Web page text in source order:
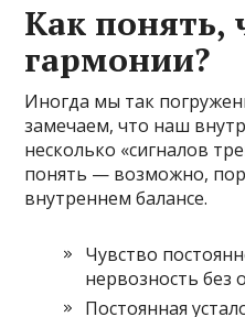
Как понять,
гармонии?
Иногда мы так
замечаем, что наш
несколько «сигналов
понять — возможно,
внутреннем балансе.
Чувство
нервозность без
Постоянная